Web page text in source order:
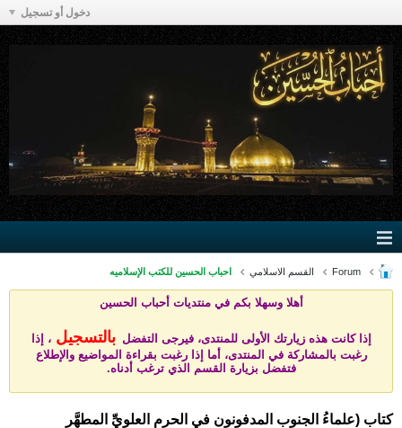
دخول أو تسجيل
Forum القسم الاسلامي احباب الحسين للكتب الإسلاميه
أهلا وسهلا بكم في منتديات أحباب الحسين
إذا كانت هذه زيارتك الأولى للمنتدى، فيرجى التفضل بالتسجيل ، إذا
رغبت بالمشاركة في المنتدى، أما إذا رغبت بقراءة المواضيع والإطلاع
فتفضل بزيارة القسم الذي ترغب أدناه.
كتاب (علماءُ الجنوب المدفونون في الحرم العلويِّ المطهَّر